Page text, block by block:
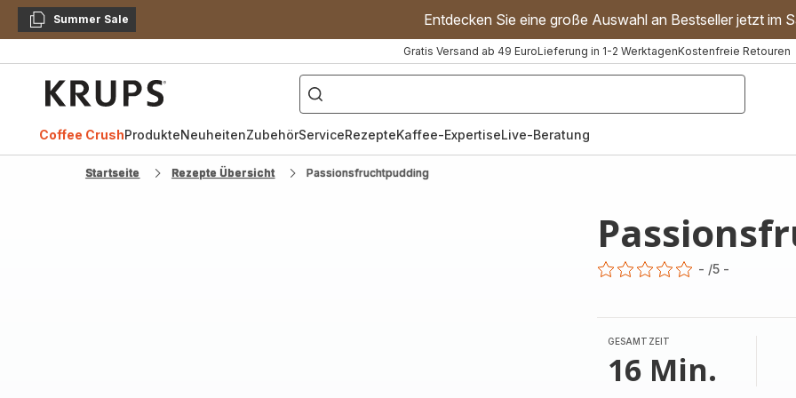
KopierenSummer Sale Entdecken Sie eine große Auswahl an Bestseller jetzt im
Gratis Versand ab 49 EuroLieferung in 1-2 WerktagenKostenfreie Retouren
["Kaffeevollautomat","Handmixer","Waffeleisen"]
Coffee CrushProdukteNeuheitenZubehörServiceRezepteKaffee-ExpertiseLive-Beratung
Startseite Rezepte Übersicht Passionsfruchtpudding
- /5 -
GESAMTZEIT
16 Min.